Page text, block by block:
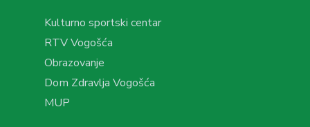
Kulturno sportski centar
RTV Vogošća
Obrazovanje
Dom Zdravlja Vogošća
MUP